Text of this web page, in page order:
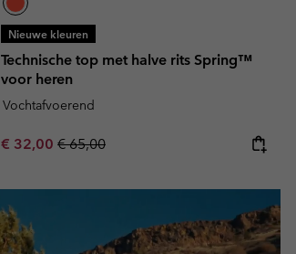
Nieuwe kleuren
Technische top met halve rits Spring™
voor heren
Vochtafvoerend
Sale price:
€ 32,00 Regular price:
€ 65,00